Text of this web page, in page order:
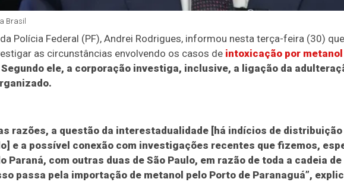
Brasil
Polícia Federal (PF), Andrei Rodrigues, informou nesta terça-feira (30)
as circunstâncias envolvendo os casos de intoxicação por
Segundo ele, a corporação investiga, inclusive, a ligação da
razões, a questão da interestadualidade [há indícios de
e a possível conexão com investigações recentes que fizemos,
Paraná, com outras duas de São Paulo, em razão de toda a cadeia
passa pela importação de metanol pelo Porto de Paranaguá”,